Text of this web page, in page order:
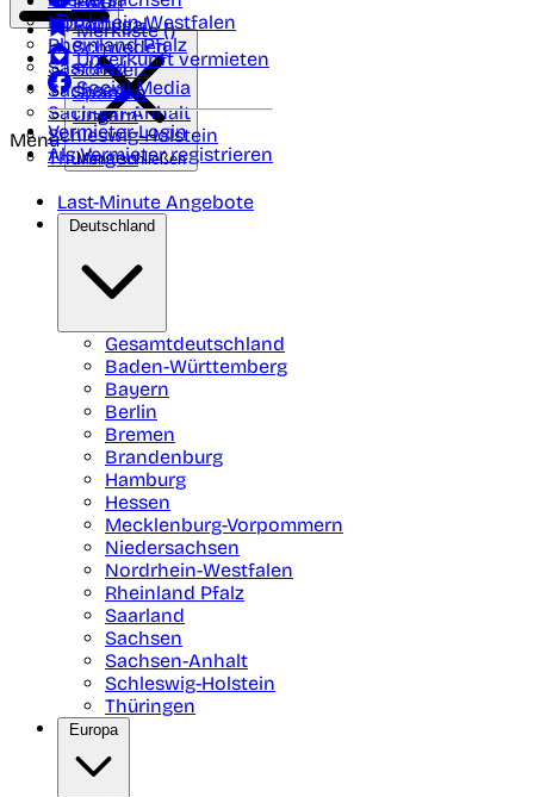
Nordrhein-Westfalen
Rheinland Pfalz
Saarland
Sachsen
Sachsen-Anhalt
Schleswig-Holstein
Thüringen
Portugal
Schweden
Schweiz
Spanien
Ungarn
Merkliste ()
Unterkunft vermieten
Social Media
Vermieter-Login
Als Vermieter registrieren
Menü
Menü schließen
Last-Minute Angebote
Deutschland
Gesamtdeutschland
Baden-Württemberg
Bayern
Berlin
Bremen
Brandenburg
Hamburg
Hessen
Mecklenburg-Vorpommern
Niedersachsen
Nordrhein-Westfalen
Rheinland Pfalz
Saarland
Sachsen
Sachsen-Anhalt
Schleswig-Holstein
Thüringen
Europa